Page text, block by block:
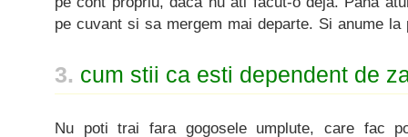
pe cuvant si sa mergem mai departe. Si anume
3. cum stii ca esti dependent de
Nu poti trai fara gogosele umplute, care fac